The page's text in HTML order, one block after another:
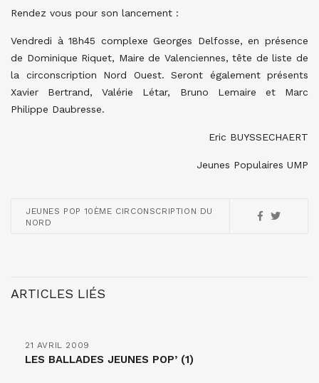
Rendez vous pour son lancement :
Vendredi à 18h45 complexe Georges Delfosse, en présence
de Dominique Riquet, Maire de Valenciennes, tête de liste de
la circonscription Nord Ouest. Seront également présents
Xavier Bertrand, Valérie Létar, Bruno Lemaire et Marc
Philippe Daubresse.
Eric BUYSSECHAERT
Jeunes Populaires UMP
JEUNES POP 10ÈME CIRCONSCRIPTION DU
NORD
ARTICLES LIÉS
21 AVRIL 2009
LES BALLADES JEUNES POP’ (1)